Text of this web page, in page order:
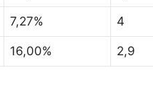
7,27% 4
16,00% 2,9